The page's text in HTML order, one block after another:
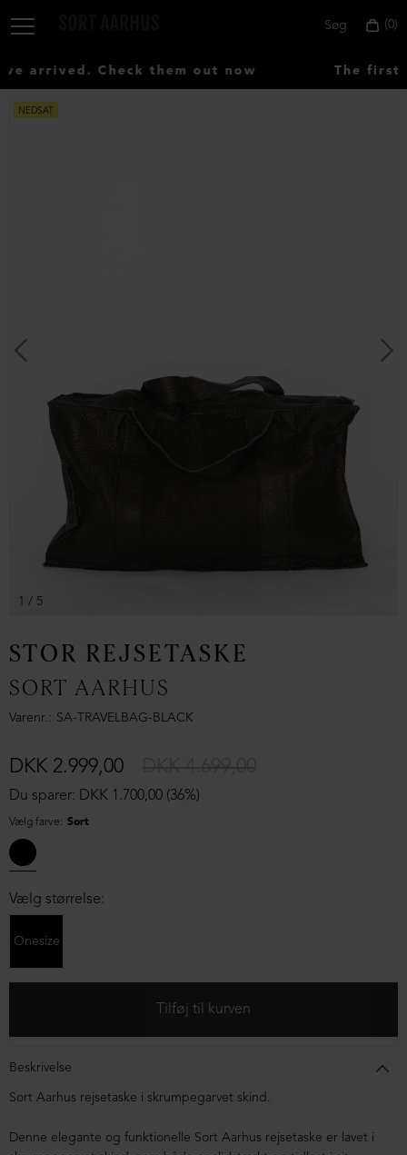
0
Søg
arrived. Check them out now The first
NEDSAT
1 / 5
STOR REJSETASKE
SORT AARHUS
Varenr. SA-TRAVELBAG-BLACK
Du sparer: DKK 1.700,00 (36%)
DKK 2.999,00
Vælg farve: Sort
Vælg størrelse:
Onesize
Beskrivelse
Sort Aarhus rejsetaske i skrumpegarvet skind.
Denne elegante og funktionelle Sort Aarhus rejsetaske er lavet i